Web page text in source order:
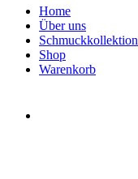
Home
Über uns
Schmuckkollektion
Shop
Warenkorb